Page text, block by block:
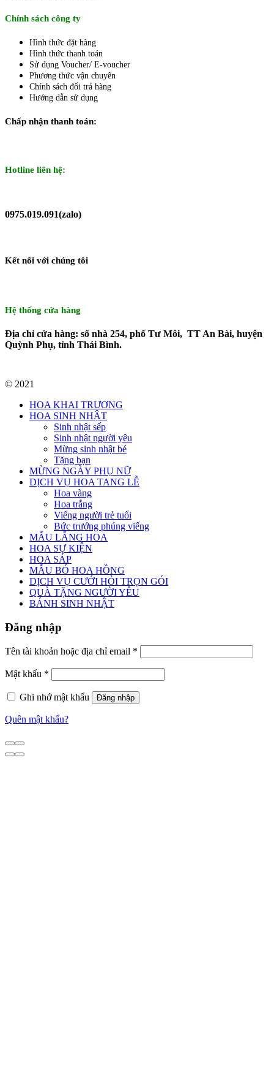
Chính sách công ty
Hình thức đặt hàng
Hình thức thanh toán
Sử dụng Voucher/ E-voucher
Phương thức vận chuyên
Chính sách đổi trả hàng
Hướng dẫn sử dụng
Chấp nhận thanh toán:
Hotline liên hệ:
0975.019.091(zalo)
Kết nối với chúng tôi
Hệ thống cửa hàng
Địa chỉ cửa hàng: số nhà 254, phố Tư Môi, TT An Bài, huyện
Quỳnh Phụ, tỉnh Thái Bình.
© 2021
HOA KHAI TRƯƠNG
HOA SINH NHẬT
Sinh nhật sếp
Sinh nhật người yêu
Mừng sinh nhật bé
Tặng bạn
MỪNG NGÀY PHỤ NỮ
DỊCH VỤ HOA TANG LỄ
Hoa vàng
Hoa trắng
Viếng người trẻ tuổi
Bức trướng phúng viếng
MẪU LẴNG HOA
HOA SỰ KIỆN
HOA SÁP
MẪU BÓ HOA HỒNG
DỊCH VỤ CƯỚI HỎI TRỌN GÓI
QUÀ TẶNG NGƯỜI YÊU
BÁNH SINH NHẬT
Đăng nhập
Tên tài khoản hoặc địa chỉ email *
Mật khẩu *
Ghi nhớ mật khẩu Đăng nhập
Quên mật khẩu?